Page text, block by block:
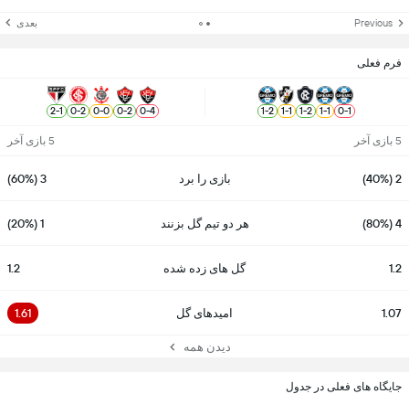
Previous بعدی
فرم فعلی
1
-
0
1
-
1
2
-
1
1
-
1
2
-
1
4
-
0
2
-
0
0
-
0
2
-
0
1
-
2
5 بازی آخر 5 بازی آخر
2 (40%) بازی را برد 3 (60%)
4 (80%) هر دو تیم گل بزنند 1 (20%)
1.2 گل های زده شده 1.2
1.07 امیدهای گل 1.61
دیدن همه
جایگاه های فعلی در جدول